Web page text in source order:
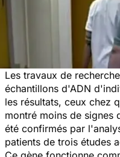
Les travaux de
échantillons d'ADN
les résultats, ceux chez
montré moins de signes
été confirmés par
patients de trois études